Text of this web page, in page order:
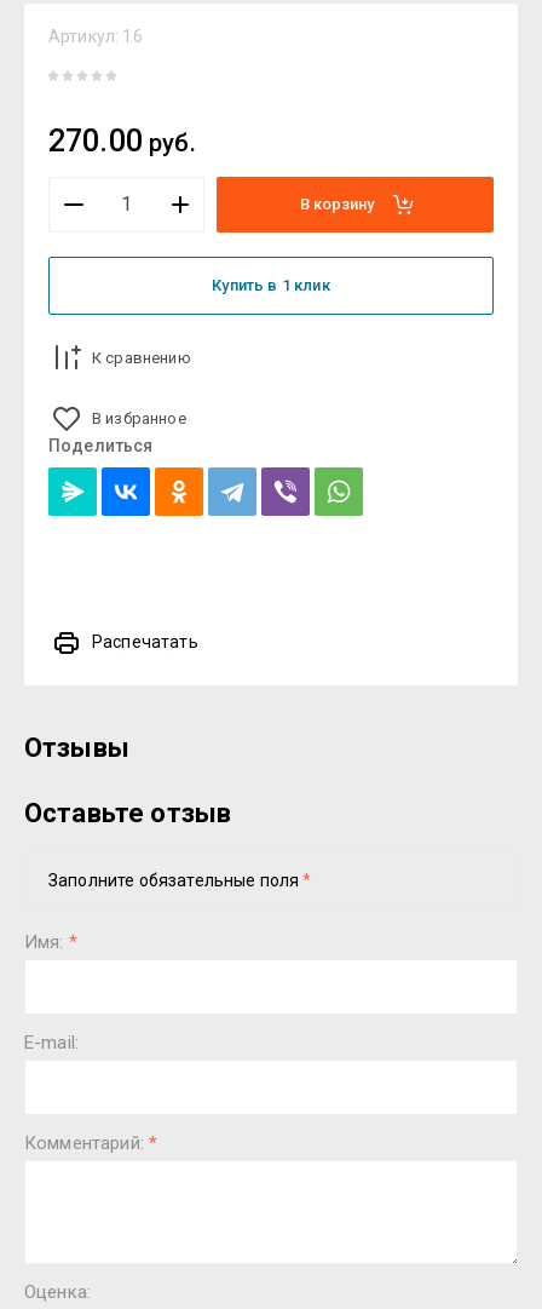
Артикул: 16
270.00 руб.
В корзину
Купить в 1 клик
К сравнению
В избранное
Поделиться
Распечатать
Отзывы
Оставьте отзыв
Заполните обязательные поля*
Имя: *
E-mail:
Комментарий:*
Оценка: